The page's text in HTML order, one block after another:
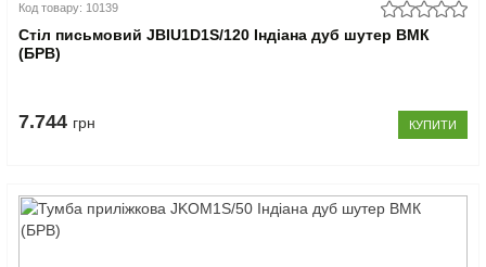
Код товару: 10139
Стіл письмовий JBIU1D1S/120 Індіана дуб шутер ВМК
(БРВ)
7.744 грн КУПИТИ